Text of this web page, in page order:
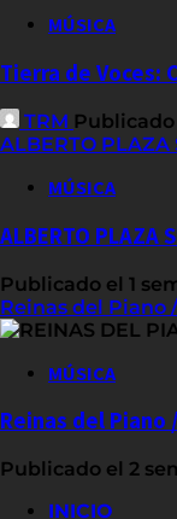
MÚSICA
Tierra de Voces:
TRM
ALBERTO PLAZA
MÚSICA
ALBERTO PLAZA
Publicado el 1
Reinas del Piano
MÚSICA
Reinas del
Publicado el 2
INICIO